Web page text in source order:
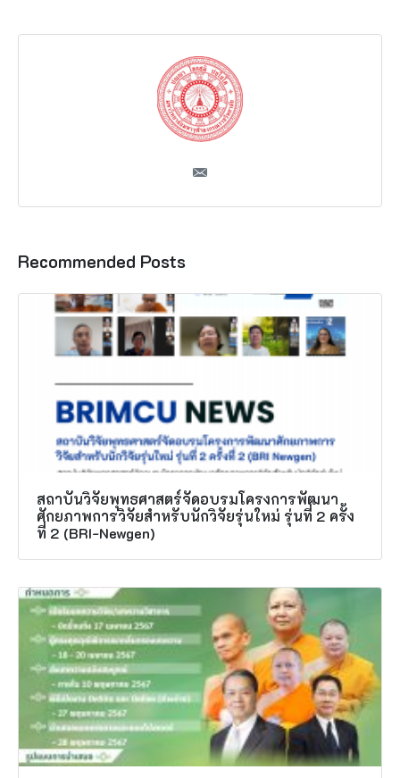
Recommended Posts
สถาบันวิจัยพุทธศาสตร์จัดอบรมโครงการพัฒนา
ศักยภาพการวิจัยสำหรับนักวิจัยรุ่นใหม่ รุ่นที่ 2 ครั้ง
ที่ 2 (BRI-Newgen)